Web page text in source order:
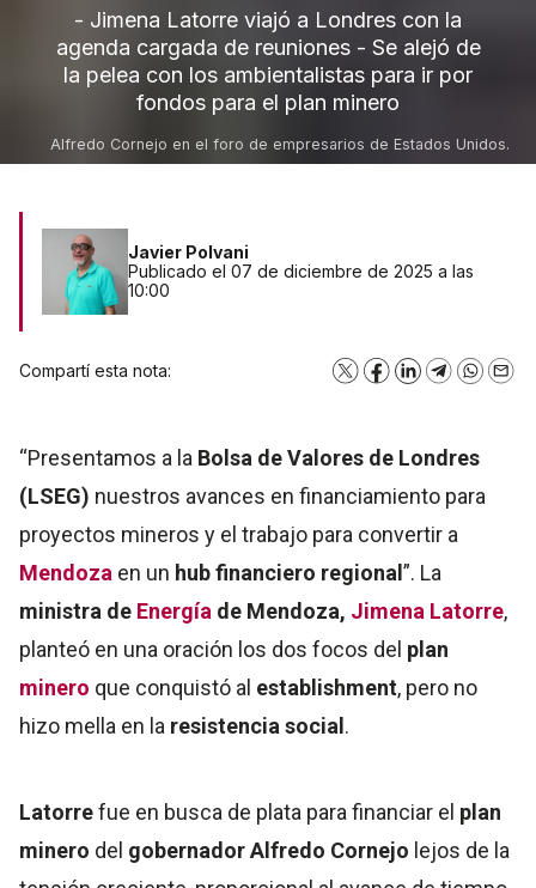
Alfredo Cornejo en el foro de empresarios de Estados Unidos.
- Jimena Latorre viajó a Londres con la
agenda cargada de reuniones - Se alejó de
la pelea con los ambientalistas para ir por
fondos para el plan minero
Javier Polvani
Publicado el 07 de diciembre de 2025 a las
10:00
Compartí esta nota: X Facebook
LinkedInTelegram
“Presentamos a la Bolsa de Valores de Londres
(LSEG) nuestros avances en financiamiento para
proyectos mineros y el trabajo para convertir a
Mendoza en un hub financiero regional ”. La
ministra de Energía de Mendoza, Jimena Latorre,
planteó en una oración los dos focos del plan
minero que conquistó al establishment, pero no
hizo mella en la resistencia social .
Latorrefue en busca de plata para financiar el plan
minero del gobernador Alfredo Cornejo lejos de la